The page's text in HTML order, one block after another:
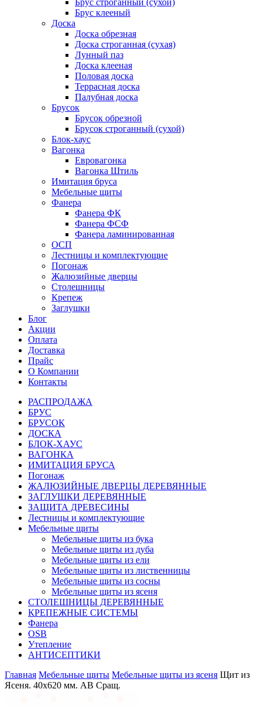
Брус строганный (сухой)
Брус клееный
Доска
Доска обрезная
Доска строганная (сухая)
Лунный паз
Доска клееная
Половая доска
Террасная доска
Палубная доска
Брусок
Брусок обрезной
Брусок строганный (сухой)
Блок-хаус
Вагонка
Евровагонка
Вагонка Штиль
Имитация бруса
Мебельные щиты
Фанера
Фанера ФК
Фанера ФСФ
Фанера ламинированная
ОСП
Лестницы и комплектующие
Погонаж
Жалюзийные дверцы
Столешницы
Крепеж
Заглушки
Блог
Акции
Оплата
Доставка
Прайс
О Компании
Контакты
РАСПРОДАЖА
БРУС
БРУСОК
ДОСКА
БЛОК-ХАУС
ВАГОНКА
ИМИТАЦИЯ БРУСА
Погонаж
ЖАЛЮЗИЙНЫЕ ДВЕРЦЫ ДЕРЕВЯННЫЕ
ЗАГЛУШКИ ДЕРЕВЯННЫЕ
ЗАЩИТА ДРЕВЕСИНЫ
Лестницы и комплектующие
Мебельные щиты
Мебельные щиты из бука
Мебельные щиты из дуба
Мебельные щиты из ели
Мебельные щиты из лиственницы
Мебельные щиты из сосны
Мебельные щиты из ясеня
СТОЛЕШНИЦЫ ДЕРЕВЯННЫЕ
КРЕПЕЖНЫЕ СИСТЕМЫ
Фанера
OSB
Утепление
АНТИСЕПТИКИ
Главная Мебельные щиты Мебельные щиты из ясеня Щит из
Ясеня. 40х620 мм. AB Сращ.